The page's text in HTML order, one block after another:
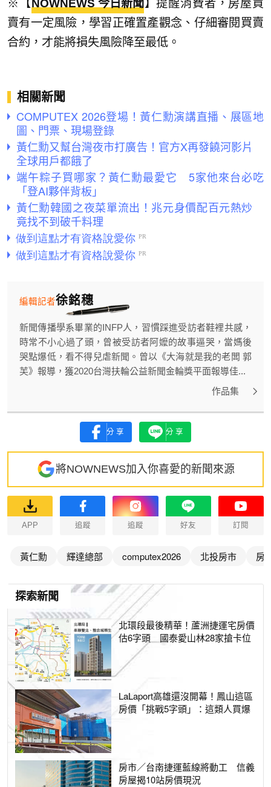
※【 NOWNEWS 今日新聞 】提醒消費者，房屋買
賣有一定風險，學習正確置產觀念、仔細審閱買賣
合約，才能將損失風險降至最低。
相關新聞
COMPUTEX 2026登場！黃仁勳演講直播、展區地
圖、門票、現場登錄
黃仁勳又幫台灣夜市打廣告！官方X再發饒河影片
全球用戶都餓了
端午粽子買哪家？黃仁勳最愛它 5家他來台必吃
「登AI夥伴背板」
黃仁勳韓國之夜菜單流出！兆元身價配百元熱炒
竟找不到破千料理
徐銘穗
編輯記者
新聞傳播學系畢業的INFP人，習慣踩進受訪者鞋裡共感，
時常不小心過了頭，曾被受訪者阿嬤的故事逼哭，當媽後
哭點爆低，看不得兒虐新聞。曾以《大海就是我的老闆 郭
芙》報導，獲2020台灣扶輪公益新聞金輪獎平面報導佳...
作品集
分享 分享
將NOWNEWS加入你喜愛的新聞來源
APP 追蹤 追蹤 好友 訂閱
黃仁勳 輝達總部 computex2026 北投房市 房
探索新聞
北環段最後精華！蘆洲捷運宅房價
估6字頭 國泰愛山林28家搶卡位
LaLaport高雄還沒開幕！鳳山這區
房價「挑戰5字頭」：這類人買爆
房市／台南捷運藍線將動工 信義
房屋揭10站房價現況